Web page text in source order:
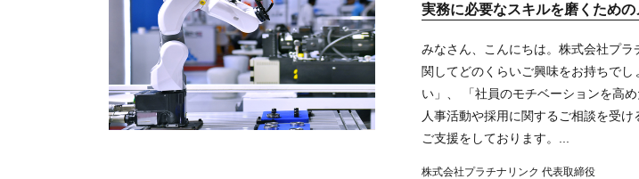
実務に必要なスキルを磨くため
みなさん、こんにちは。株式会社プ
関してどのくらいご興味をお持ちで
い」、 「社員のモチベーションを高
人事活動や採用に関するご相談を受
ご支援をしております。...
株式会社プラチナリンク 代表取締役